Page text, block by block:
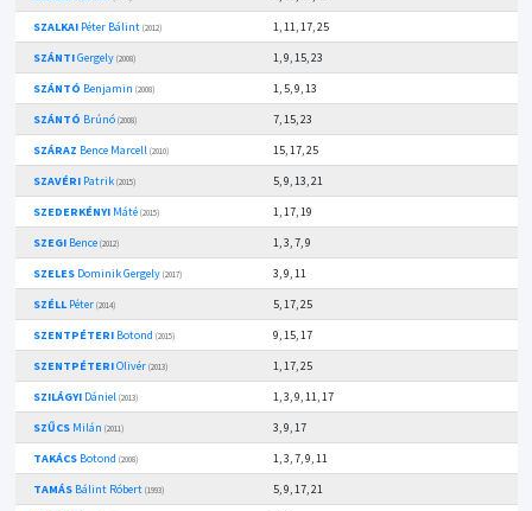
SZALKAIPéter Bálint (2012)
1, 11, 17, 25
SZÁNTIGergely (2008)
1, 9, 15, 23
SZÁNTÓ Benjamin (2008)
1, 5, 9, 13
SZÁNTÓ Brúnó (2008)
7, 15, 23
SZÁRAZ Bence Marcell (2010)
15, 17, 25
SZAVÉRIPatrik (2015)
5, 9, 13, 21
SZEDERKÉNYIMáté (2015)
1, 17, 19
SZEGIBence (2012)
1, 3, 7, 9
SZELESDominik Gergely (2017)
3, 9, 11
SZÉLLPéter (2014)
5, 17, 25
SZENTPÉTERIBotond (2015)
9, 15, 17
SZENTPÉTERIOlivér (2013)
1, 17, 25
SZILÁGYIDániel (2013)
1, 3, 9, 11, 17
SZŰCSMilán (2011)
3, 9, 17
TAKÁCSBotond (2008)
1, 3, 7, 9, 11
TAMÁSBálint Róbert (1993)
5, 9, 17, 21